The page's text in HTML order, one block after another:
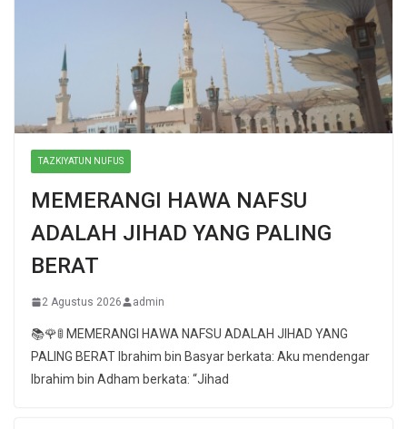
TAZKIYATUN NUFUS
MEMERANGI HAWA NAFSU
ADALAH JIHAD YANG PALING
BERAT
2 Agustus 2026 admin
📚🌹🚦 MEMERANGI HAWA NAFSU ADALAH JIHAD YANG
PALING BERAT Ibrahim bin Basyar berkata: Aku mendengar
Ibrahim bin Adham berkata: “Jihad